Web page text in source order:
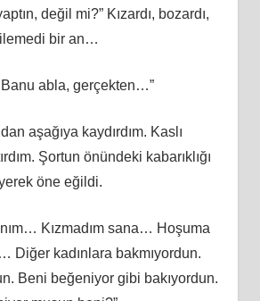
değil mi?” Kızardı, bozardı,
bir an…
abla, gerçekten…”
aşağıya kaydırdım. Kaslı
Şortun önündeki kabarıklığı
öne eğildi.
Kızmadım sana… Hoşuma
Diğer kadınlara bakmıyordun.
Beni beğeniyor gibi bakıyordun.